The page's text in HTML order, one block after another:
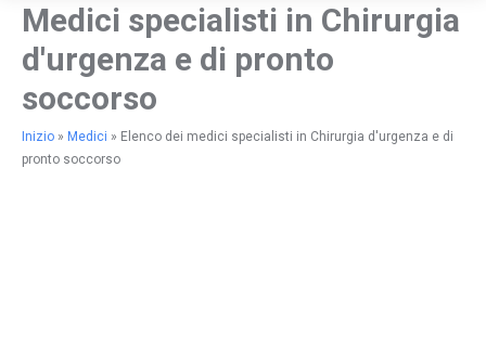
Medici specialisti in Chirurgia
d'urgenza e di pronto
soccorso
Inizio » Medici » Elenco dei medici specialisti in Chirurgia d'urgenza e di
pronto soccorso